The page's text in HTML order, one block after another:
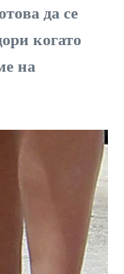
да се
когато
на